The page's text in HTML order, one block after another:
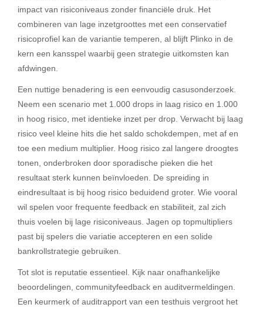
impact van risiconiveaus zonder financiële druk. Het
combineren van lage inzetgroottes met een conservatief
risicoprofiel kan de variantie temperen, al blijft Plinko in de
kern een kansspel waarbij geen strategie uitkomsten kan
afdwingen.
Een nuttige benadering is een eenvoudig casusonderzoek.
Neem een scenario met 1.000 drops in laag risico en 1.000
in hoog risico, met identieke inzet per drop. Verwacht bij laag
risico veel kleine hits die het saldo schokdempen, met af en
toe een medium multiplier. Hoog risico zal langere droogtes
tonen, onderbroken door sporadische pieken die het
resultaat sterk kunnen beïnvloeden. De spreiding in
eindresultaat is bij hoog risico beduidend groter. Wie vooral
wil spelen voor frequente feedback en stabiliteit, zal zich
thuis voelen bij lage risiconiveaus. Jagen op topmultipliers
past bij spelers die variatie accepteren en een solide
bankrollstrategie gebruiken.
Tot slot is reputatie essentieel. Kijk naar onafhankelijke
beoordelingen, communityfeedback en auditvermeldingen.
Een keurmerk of auditrapport van een testhuis vergroot het